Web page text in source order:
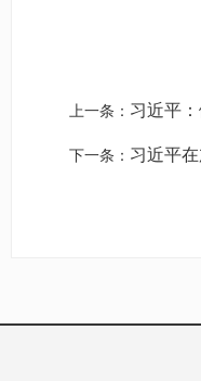
上一条： 习近平
下一条： 习近平